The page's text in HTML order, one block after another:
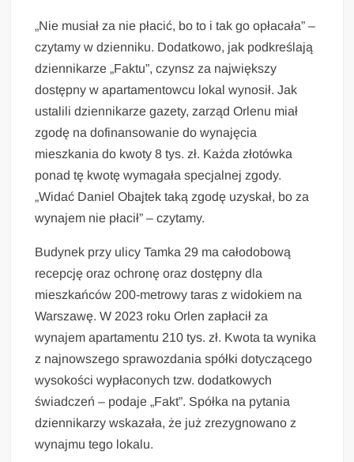
„Nie musiał za nie płacić, bo to i tak go opłacała” –
czytamy w dzienniku. Dodatkowo, jak podkreślają
dziennikarze „Faktu”, czynsz za największy
dostępny w apartamentowcu lokal wynosił. Jak
ustalili dziennikarze gazety, zarząd Orlenu miał
zgodę na dofinansowanie do wynajęcia
mieszkania do kwoty 8 tys. zł. Każda złotówka
ponad tę kwotę wymagała specjalnej zgody.
„Widać Daniel Obajtek taką zgodę uzyskał, bo za
wynajem nie płacił” – czytamy.
Budynek przy ulicy Tamka 29 ma całodobową
recepcję oraz ochronę oraz dostępny dla
mieszkańców 200-metrowy taras z widokiem na
Warszawę. W 2023 roku Orlen zapłacił za
wynajem apartamentu 210 tys. zł. Kwota ta wynika
z najnowszego sprawozdania spółki dotyczącego
wysokości wypłaconych tzw. dodatkowych
świadczeń – podaje „Fakt”. Spółka na pytania
dziennikarzy wskazała, że już zrezygnowano z
wynajmu tego lokalu.